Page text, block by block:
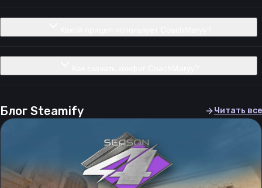
Блог Steamify Читать все